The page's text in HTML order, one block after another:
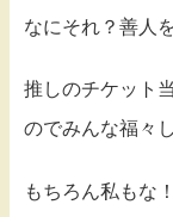
なにそれ？善人
推しのチケット
のでみんな福々
もちろん私もな